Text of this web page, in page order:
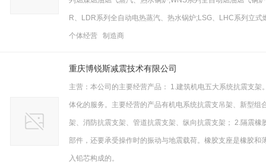
R、LDR系列全自动电热蒸汽、热水锅炉;LSG、LHC系列立
个体经营 制造商
重庆博锐斯减震技术有限公司
主营：本公司的主要经营产品： 1.建筑机电五大系统抗震支
体化的服务。主要经营的产品有机电系统抗震支吊架、新型
架、消防抗震支架、管道抗震支架、纵向抗震支架； 2.隔震
部件，还要承受操作时的振动与地震载荷。橡胶支座是橡胶
入铅芯构成的。